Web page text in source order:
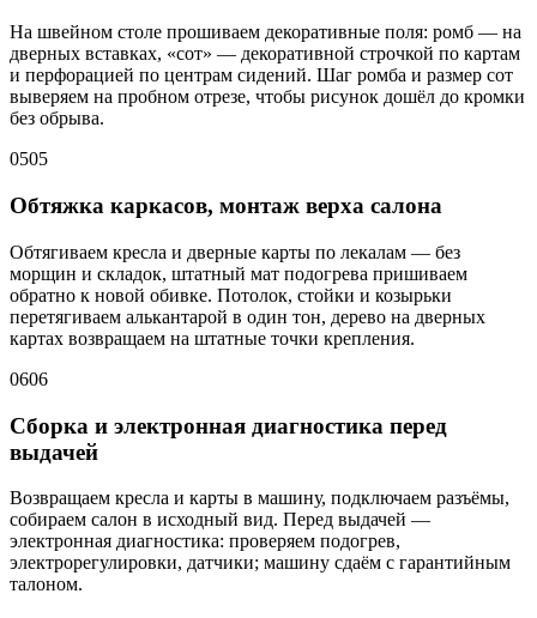
На швейном столе прошиваем декоративные поля: ромб — на
дверных вставках, «сот» — декоративной строчкой по картам
и перфорацией по центрам сидений. Шаг ромба и размер сот
выверяем на пробном отрезе, чтобы рисунок дошёл до кромки
без обрыва.
0505
Обтяжка каркасов, монтаж верха салона
Обтягиваем кресла и дверные карты по лекалам — без
морщин и складок, штатный мат подогрева пришиваем
обратно к новой обивке. Потолок, стойки и козырьки
перетягиваем алькантарой в один тон, дерево на дверных
картах возвращаем на штатные точки крепления.
0606
Сборка и электронная диагностика перед
выдачей
Возвращаем кресла и карты в машину, подключаем разъёмы,
собираем салон в исходный вид. Перед выдачей —
электронная диагностика: проверяем подогрев,
электрорегулировки, датчики; машину сдаём с гарантийным
талоном.